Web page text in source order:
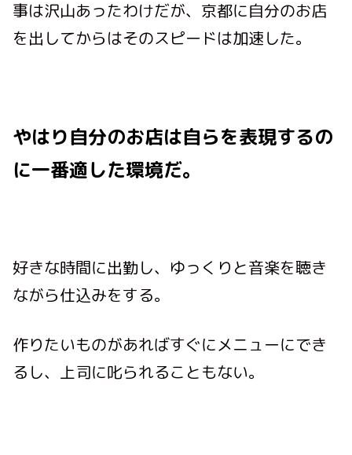
事は沢山あったわけだが、京都に自分のお店
を出してからはそのスピードは加速した。
やはり自分のお店は自らを表現するの
に一番適した環境だ。
好きな時間に出勤し、ゆっくりと音楽を聴き
ながら仕込みをする。
作りたいものがあればすぐにメニューにでき
るし、上司に叱られることもない。